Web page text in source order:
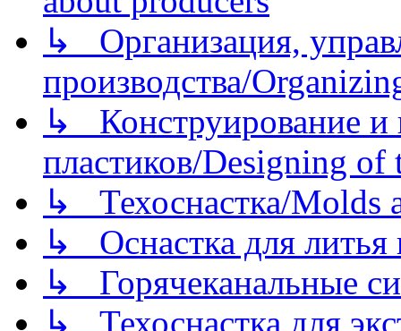
↳ Организация,
производства/
↳ Конструирование и
пластиков/Designing of
↳ Техоснастка/Molds
↳ Оснастка для литья
↳ Горячеканальные
↳ Техоснастка для